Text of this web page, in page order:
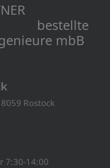
bestellte
mbB
Rostock
7:30-14:00